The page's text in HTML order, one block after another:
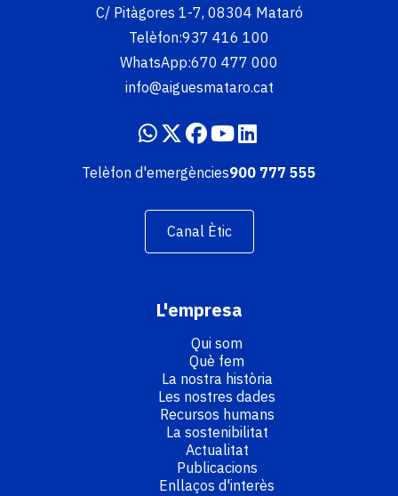
C/ Pitàgores 1-7, 08304 Mataró
Telèfon:937 416 100
WhatsApp:670 477 000
info@aiguesmataro.cat
Telèfon d'emergències900 777 555
Canal Ètic
L'empresa
Qui som
Què fem
La nostra història
Les nostres dades
Recursos humans
La sostenibilitat
Actualitat
Publicacions
Enllaços d'interès